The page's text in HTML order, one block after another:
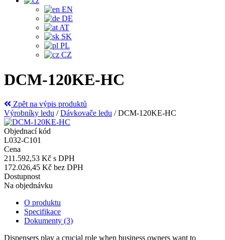
EN
DE
AT
SK
PL
CZ
DCM-120KE-HC
Zpět na výpis produktů
Výrobníky ledu /Dávkovače ledu /DCM-120KE-HC
Objednací kód
L032-C101
Cena
211.592,53 Kč s DPH
172.026,45 Kč bez DPH
Dostupnost
Na objednávku
O produktu
Specifikace
Dokumenty (3)
Dispensers play a crucial role when business owners want to